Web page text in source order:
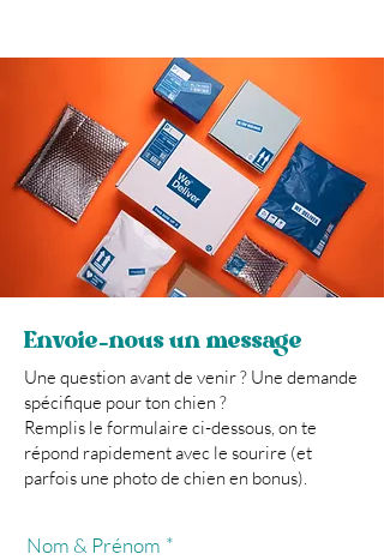
Envoie-nous un message
Une question avant de venir ? Une demande
spécifique pour ton chien ?
Remplis le formulaire ci-dessous, on te
répond rapidement avec le sourire (et
parfois une photo de chien en bonus).
Nom & Prénom *